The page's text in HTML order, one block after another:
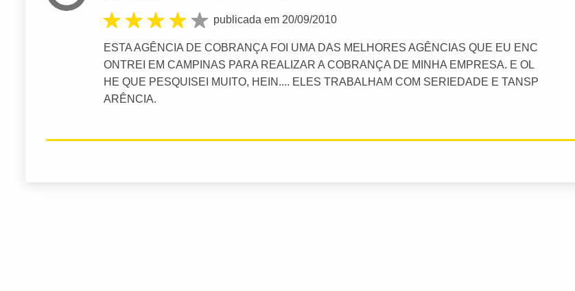
publicada em 20/09/2010
ESTA AGÊNCIA DE COBRANÇA FOI UMA DAS MELHORES AGÊNCIAS QUE EU ENC
ONTREI EM CAMPINAS PARA REALIZAR A COBRANÇA DE MINHA EMPRESA. E OL
HE QUE PESQUISEI MUITO, HEIN.... ELES TRABALHAM COM SERIEDADE E TANSP
ARÊNCIA.